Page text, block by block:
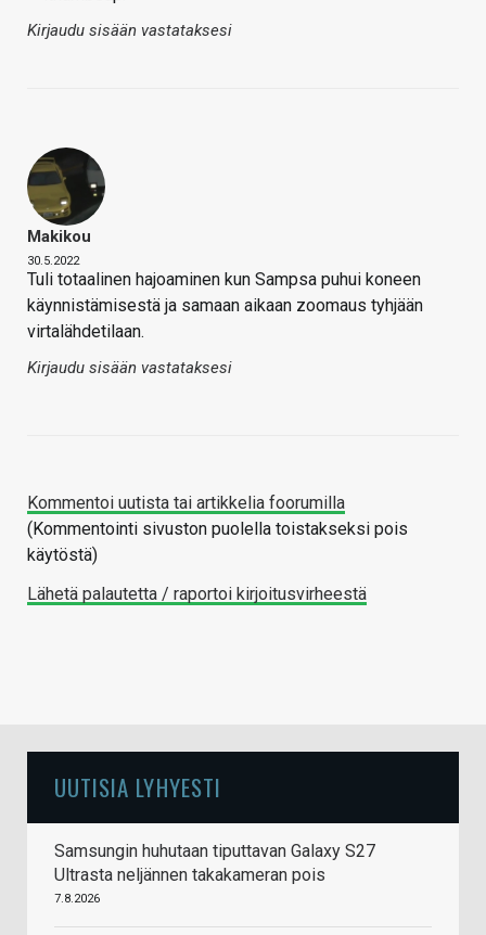
Kirjaudu sisään vastataksesi
Makikou
30.5.2022
Tuli totaalinen hajoaminen kun Sampsa puhui koneen
käynnistämisestä ja samaan aikaan zoomaus tyhjään
virtalähdetilaan.
Kirjaudu sisään vastataksesi
Kommentoi uutista tai artikkelia foorumilla
(Kommentointi sivuston puolella toistakseksi pois
käytöstä)
Lähetä palautetta / raportoi kirjoitusvirheestä
UUTISIA LYHYESTI
Samsungin huhutaan tiputtavan Galaxy S27
Ultrasta neljännen takakameran pois
7.8.2026